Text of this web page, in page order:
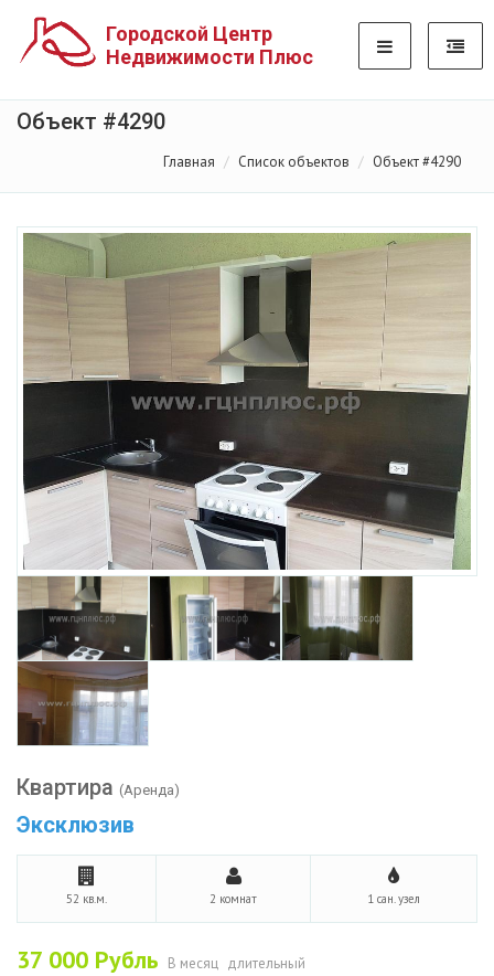
Городской Центр
Недвижимости Плюс
Объект #4290
Главная Список объектов Объект #4290
Квартира (Аренда)
Эксклюзив
52 кв.м. 2 комнат 1 сан. узел
37 000 Рубль В месяц длительный